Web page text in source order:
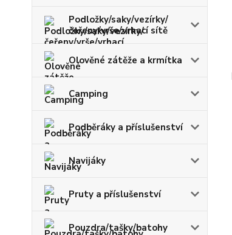
Podložky/saky/vezírky/
čeřeny/vrše/vrhací sítě
Olověné zátěže a krmítka
Camping
Podběráky a příslušenství
Navijáky
Pruty a příslušenství
Pouzdra/tašky/batohy